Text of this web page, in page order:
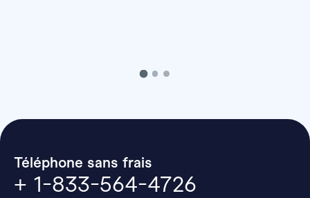
Téléphone sans frais
+ 1-833-564-4726